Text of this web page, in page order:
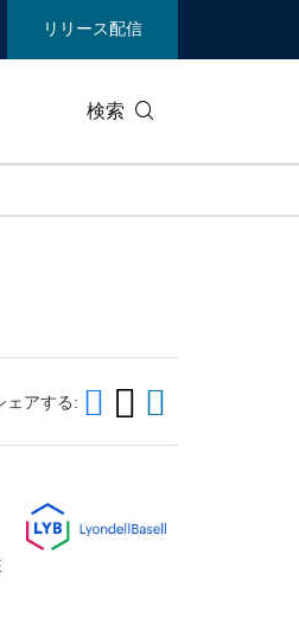
リリース配信
検索
ェアする: